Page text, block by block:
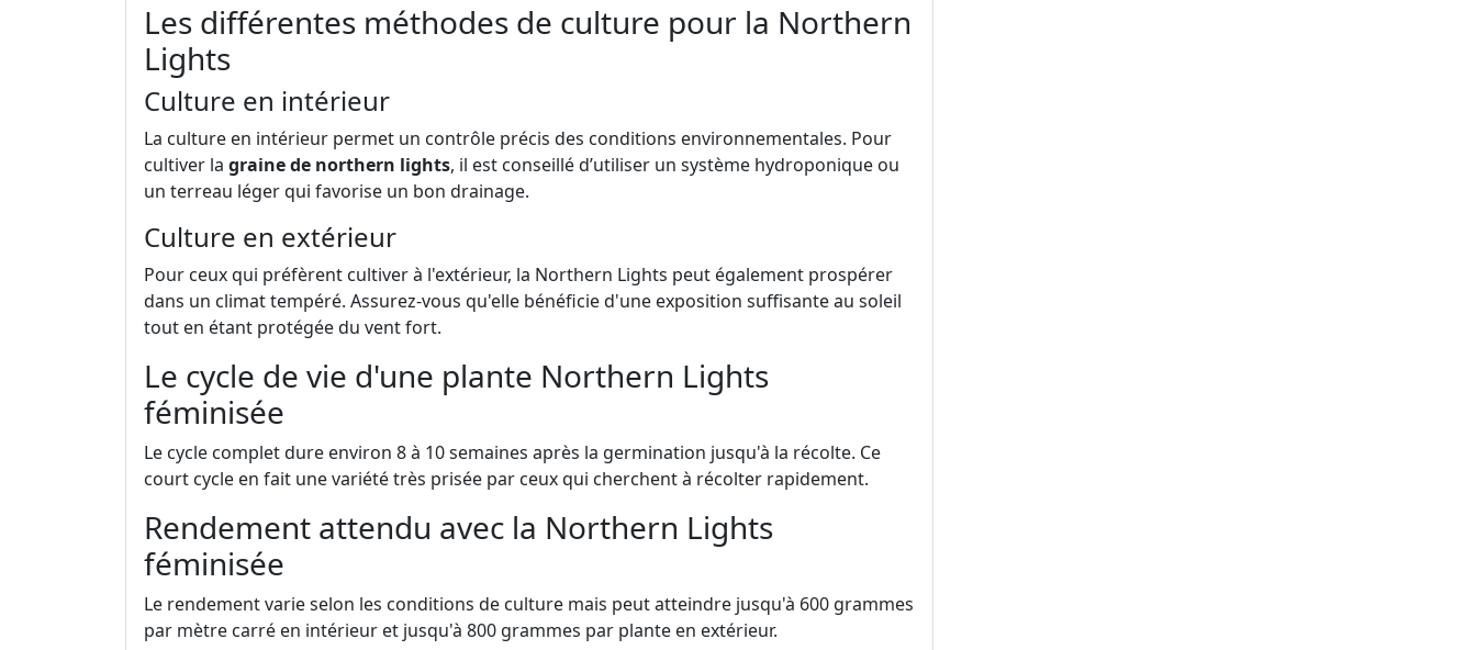
Les différentes méthodes de culture pour la Northern
Lights
Culture en intérieur
La culture en intérieur permet un contrôle précis des conditions environnementales. Pour
cultiver la graine de northern lights, il est conseillé d’utiliser un système hydroponique ou
un terreau léger qui favorise un bon drainage.
Culture en extérieur
Pour ceux qui préfèrent cultiver à l'extérieur, la Northern Lights peut également prospérer
dans un climat tempéré. Assurez-vous qu'elle bénéficie d'une exposition suffisante au soleil
tout en étant protégée du vent fort.
Le cycle de vie d'une plante Northern Lights
féminisée
Le cycle complet dure environ 8 à 10 semaines après la germination jusqu'à la récolte. Ce
court cycle en fait une variété très prisée par ceux qui cherchent à récolter rapidement.
Rendement attendu avec la Northern Lights
féminisée
Le rendement varie selon les conditions de culture mais peut atteindre jusqu'à 600 grammes
par mètre carré en intérieur et jusqu'à 800 grammes par plante en extérieur.